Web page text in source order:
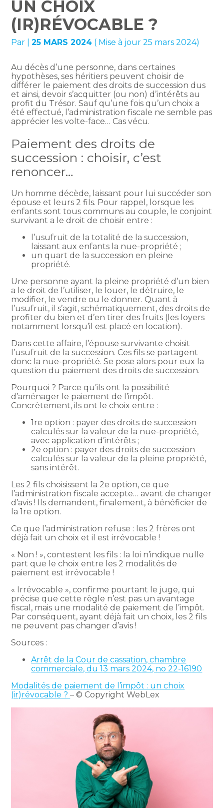
UN CHOIX
(IR)RÉVOCABLE ?
Par |25 MARS 2024 ( Mise à jour 25 mars 2024)
Au décès d’une personne, dans certaines
hypothèses, ses héritiers peuvent choisir de
différer le paiement des droits de succession dus
et ainsi, devoir s’acquitter (ou non) d’intérêts au
profit du Trésor. Sauf qu’une fois qu’un choix a
été effectué, l’administration fiscale ne semble pas
apprécier les volte-face… Cas vécu.
Paiement des droits de
succession : choisir, c’est
renoncer…
Un homme décède, laissant pour lui succéder son
épouse et leurs 2 fils. Pour rappel, lorsque les
enfants sont tous communs au couple, le conjoint
survivant a le droit de choisir entre :
l’usufruit de la totalité de la succession,
laissant aux enfants la nue-propriété ;
un quart de la succession en pleine
propriété.
Une personne ayant la pleine propriété d’un bien
a le droit de l’utiliser, le louer, le détruire, le
modifier, le vendre ou le donner. Quant à
l’usufruit, il s’agit, schématiquement, des droits de
profiter du bien et d’en tirer des fruits (les loyers
notamment lorsqu’il est placé en location).
Dans cette affaire, l’épouse survivante choisit
l’usufruit de la succession. Ces fils se partagent
donc la nue-propriété. Se pose alors pour eux la
question du paiement des droits de succession.
Pourquoi ? Parce qu’ils ont la possibilité
d’aménager le paiement de l’impôt.
Concrètement, ils ont le choix entre :
1re option : payer des droits de succession
calculés sur la valeur de la nue-propriété,
avec application d’intérêts ;
2e option : payer des droits de succession
calculés sur la valeur de la pleine propriété,
sans intérêt.
Les 2 fils choisissent la 2e option, ce que
l’administration fiscale accepte… avant de changer
d’avis ! Ils demandent, finalement, à bénéficier de
la 1re option.
Ce que l’administration refuse : les 2 frères ont
déjà fait un choix et il est irrévocable !
« Non ! », contestent les fils : la loi n’indique nulle
part que le choix entre les 2 modalités de
paiement est irrévocable !
« Irrévocable », confirme pourtant le juge, qui
précise que cette règle n’est pas un avantage
fiscal, mais une modalité de paiement de l’impôt.
Par conséquent, ayant déjà fait un choix, les 2 fils
ne peuvent pas changer d’avis !
Sources :
Arrêt de la Cour de cassation, chambre
commerciale, du 13 mars 2024, no 22-16190
Modalités de paiement de l’impôt : un choix
(ir)révocable ?– © Copyright WebLex